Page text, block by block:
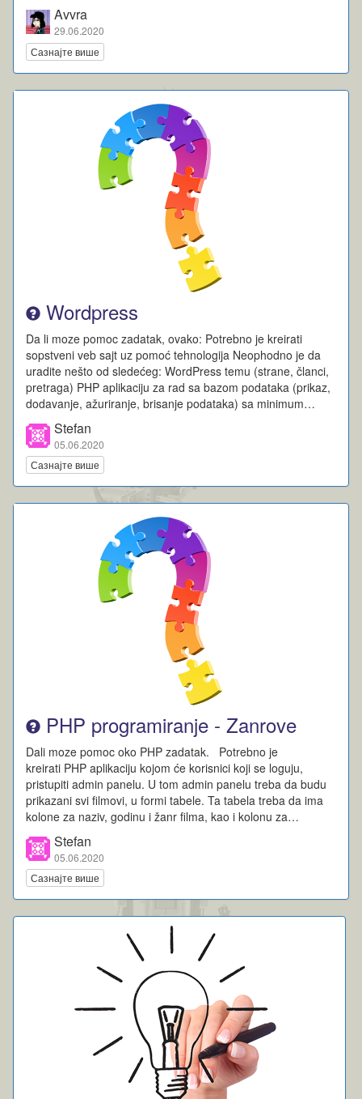
Avvra
29.06.2020
Сазнајте више
Wordpress
Da li moze pomoc zadatak, ovako: Potrebno je kreirati
sopstveni veb sajt uz pomoć tehnologija Neophodno je da
uradite nešto od sledećeg: WordPress temu (strane, članci,
pretraga) PHP aplikaciju za rad sa bazom podataka (prikaz,
dodavanje, ažuriranje, brisanje podataka) sa minimum…
Stefan
05.06.2020
Сазнајте више
PHP programiranje - Zanrove
Dali moze pomoc oko PHP zadatak. Potrebno je
kreirati PHP aplikaciju kojom će korisnici koji se loguju,
pristupiti admin panelu. U tom admin panelu treba da budu
prikazani svi filmovi, u formi tabele. Ta tabela treba da ima
kolone za naziv, godinu i žanr filma, kao i kolonu za…
Stefan
05.06.2020
Сазнајте више